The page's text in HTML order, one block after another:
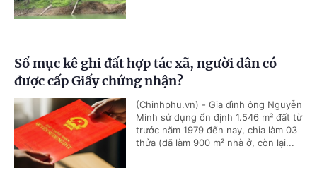
Sổ mục kê ghi đất hợp tác xã, người dân có
được cấp Giấy chứng nhận?
(Chinhphu.vn) - Gia đình ông Nguyễn
Minh sử dụng ổn định 1.546 m² đất từ
trước năm 1979 đến nay, chia làm 03
thửa (đã làm 900 m² nhà ở, còn lại...